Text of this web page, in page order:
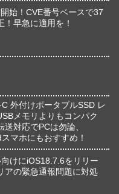
始！CVE番号ベースで37
！早急に適用を！
外付けポータブルSSD レ
メモリよりもコンパク
送対応でPCは勿論、
マホにもおすすめ！
けにiOS18.7.6をリリー
アの緊急通報問題に対処